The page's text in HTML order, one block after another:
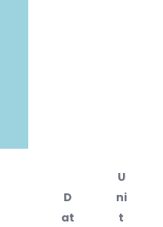
D
at
U
ni
t